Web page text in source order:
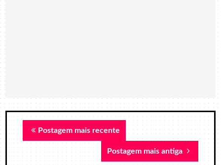
Postagem mais recente
Postagem mais antiga